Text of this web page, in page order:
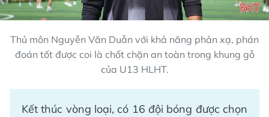
Thủ môn Nguyễn Văn Duẫn với khả năng phản xạ, phán
đoán tốt được coi là chốt chặn an toàn trong khung gỗ
của U13 HLHT.
Kết thúc vòng loại, có 16 đội bóng được chọn